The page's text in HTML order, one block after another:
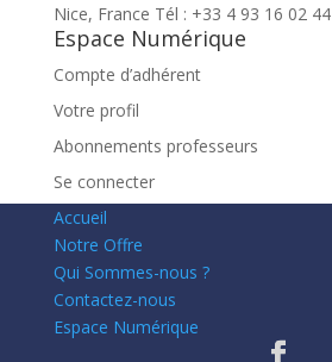
Nice, France Tél : +33 4 93 16 02 44
Espace Numérique
Compte d’adhérent
Votre profil
Abonnements professeurs
Se connecter
Accueil
Notre Offre
Qui Sommes-nous ?
Contactez-nous
Espace Numérique